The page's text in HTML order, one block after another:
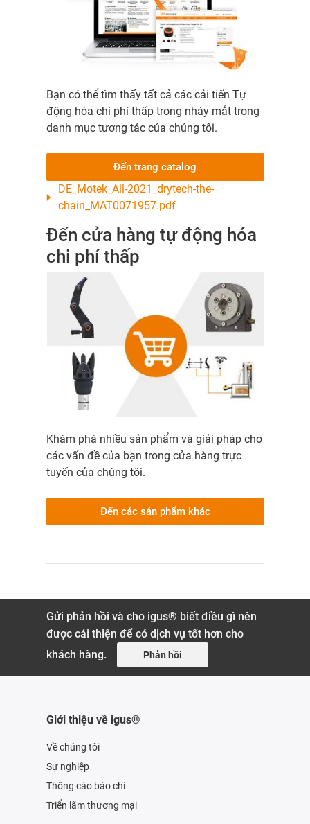
Bạn có thể tìm thấy tất cả các cải tiến Tự
động hóa chi phí thấp trong nháy mắt trong
danh mục tương tác của chúng tôi.
Đến trang catalog
DE_Motek_All-2021_drytech-the-
chain_MAT0071957.pdf
Đến cửa hàng tự động hóa
chi phí thấp
Khám phá nhiều sản phẩm và giải pháp cho
các vấn đề của bạn trong cửa hàng trực
tuyến của chúng tôi.
Đến các sản phẩm khác
Gửi phản hồi và cho igus® biết điều gì nên
được cải thiện để có dịch vụ tốt hơn cho
khách hàng.
Phản hồi
Giới thiệu về igus®
Về chúng tôi
Sự nghiệp
Thông cáo báo chí
Triển lãm thương mại